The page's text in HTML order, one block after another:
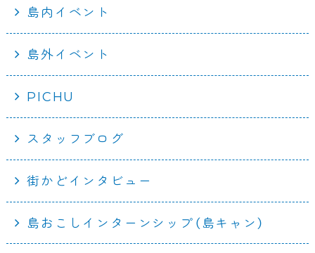
島内イベント
島外イベント
PICHU
スタッフブログ
街かどインタビュー
島おこしインターンシップ（島キャン）